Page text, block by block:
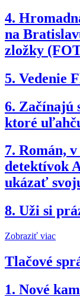
4.
na
zložky
5. Vedenie
6. Začínajú
ktoré
7. Román,
detektívok
ukázať
8. Uži si
Zobraziť viac
Tlačové
1. Nové